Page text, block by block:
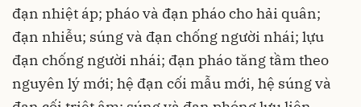
đạn nhiệt áp; pháo và đạn pháo cho hải quân;
đạn nhiễu; súng và đạn chống người nhái; lựu
đạn chống người nhái; đạn pháo tăng tầm theo
nguyên lý mới; hệ đạn cối mẫu mới, hệ súng và